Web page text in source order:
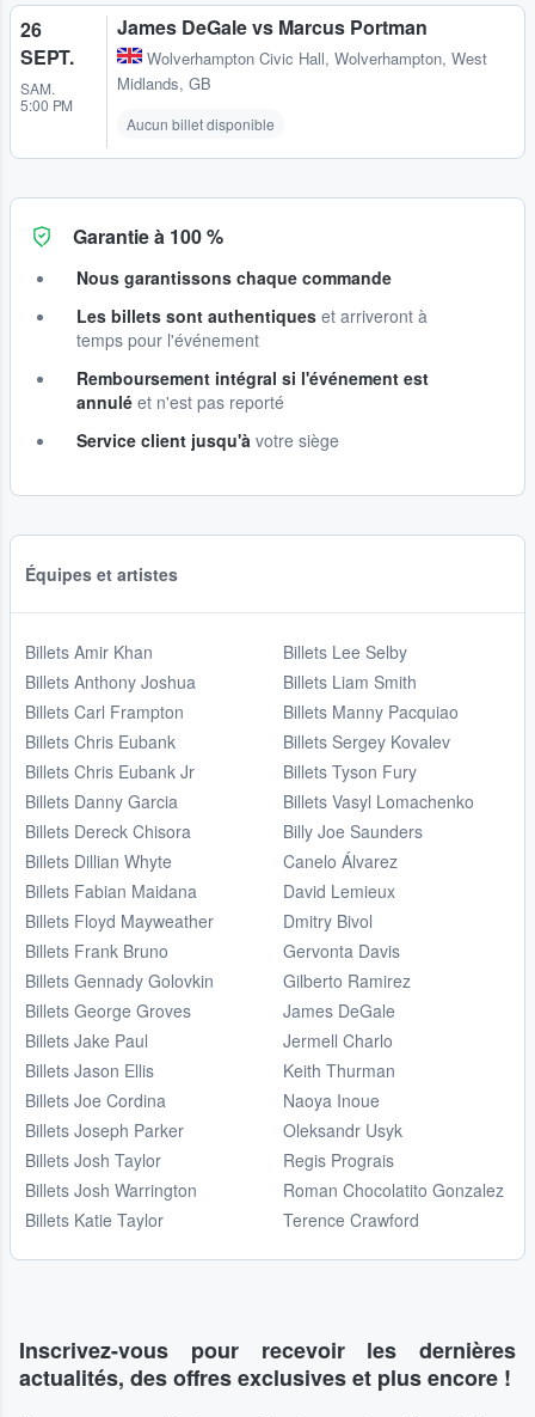
26
SEPT.
SAM.
5:00 PM
James DeGale vs Marcus Portman
Wolverhampton Civic Hall, Wolverhampton, West
Midlands, GB
Aucun billet disponible
Garantie à 100 %
Nous garantissons chaque commande
Les billets sont authentiques et arriveront à
temps pour l'événement
Remboursement intégral si l'événement est
annulé et n'est pas reporté
Service client jusqu'à votre siège
Équipes et artistes
Billets Amir Khan
Billets Anthony Joshua
Billets Carl Frampton
Billets Chris Eubank
Billets Chris Eubank Jr
Billets Danny Garcia
Billets Dereck Chisora
Billets Dillian Whyte
Billets Fabian Maidana
Billets Floyd Mayweather
Billets Frank Bruno
Billets Gennady Golovkin
Billets George Groves
Billets Jake Paul
Billets Jason Ellis
Billets Joe Cordina
Billets Joseph Parker
Billets Josh Taylor
Billets Josh Warrington
Billets Katie Taylor
Billets Lee Selby
Billets Liam Smith
Billets Manny Pacquiao
Billets Sergey Kovalev
Billets Tyson Fury
Billets Vasyl Lomachenko
Billy Joe Saunders
Canelo Álvarez
David Lemieux
Dmitry Bivol
Gervonta Davis
Gilberto Ramirez
James DeGale
Jermell Charlo
Keith Thurman
Naoya Inoue
Oleksandr Usyk
Regis Prograis
Roman Chocolatito Gonzalez
Terence Crawford
Inscrivez-vous pour recevoir les dernières
actualités, des offres exclusives et plus encore !